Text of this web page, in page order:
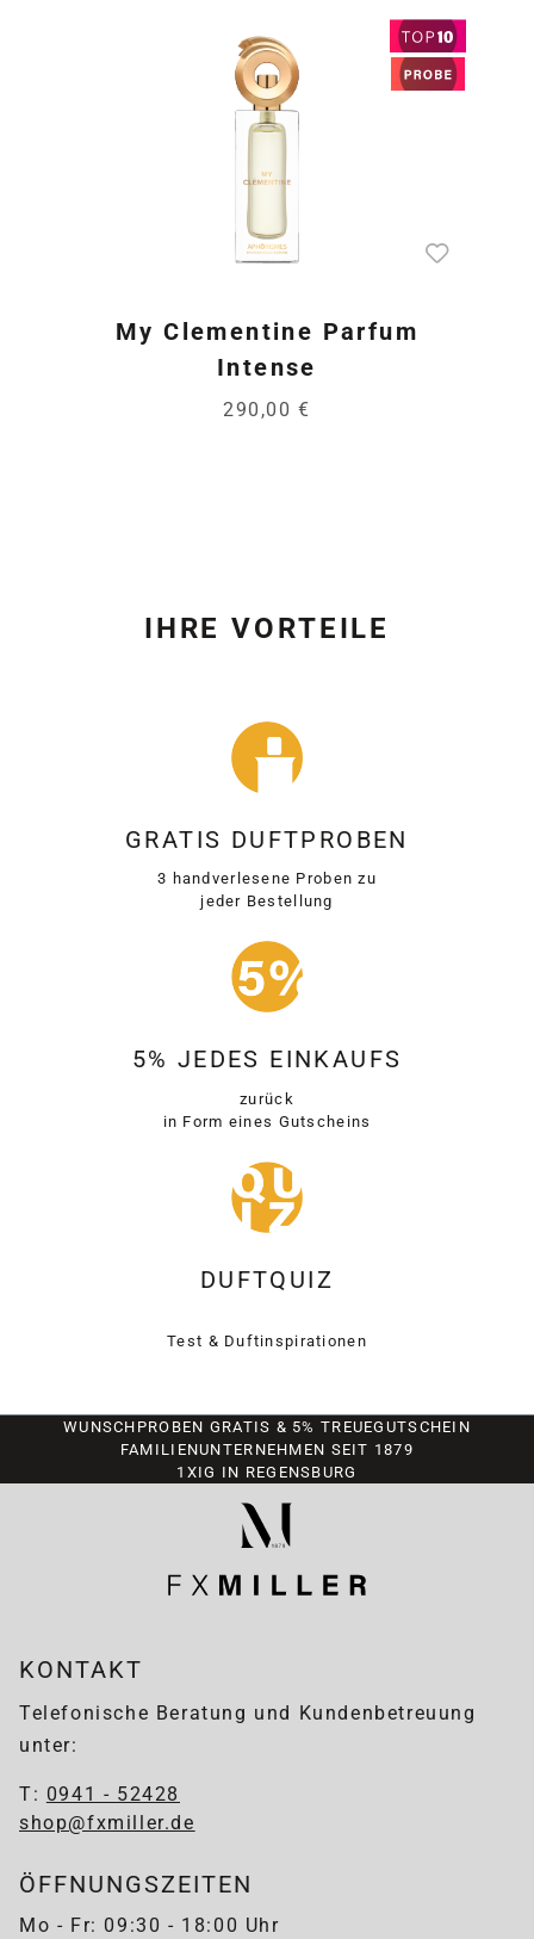
My Clementine Parfum
Intense
290,00 €
IHRE VORTEILE
GRATIS DUFTPROBEN
3 handverlesene Proben zu
jeder Bestellung
5% JEDES EINKAUFS
zurück
in Form eines Gutscheins
DUFTQUIZ
Test & Duftinspirationen
WUNSCHPROBEN GRATIS & 5% TREUEGUTSCHEIN
FAMILIENUNTERNEHMEN SEIT 1879
1XIG IN REGENSBURG
KONTAKT
Telefonische Beratung und Kundenbetreuung
unter:
T: 0941 - 52428
shop@fxmiller.de
ÖFFNUNGSZEITEN
Mo - Fr: 09:30 - 18:00 Uhr